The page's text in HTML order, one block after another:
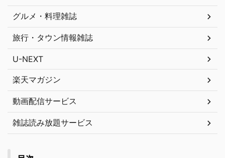
グルメ・料理雑誌
旅行・タウン情報雑誌
U-NEXT
楽天マガジン
動画配信サービス
雑誌読み放題サービス